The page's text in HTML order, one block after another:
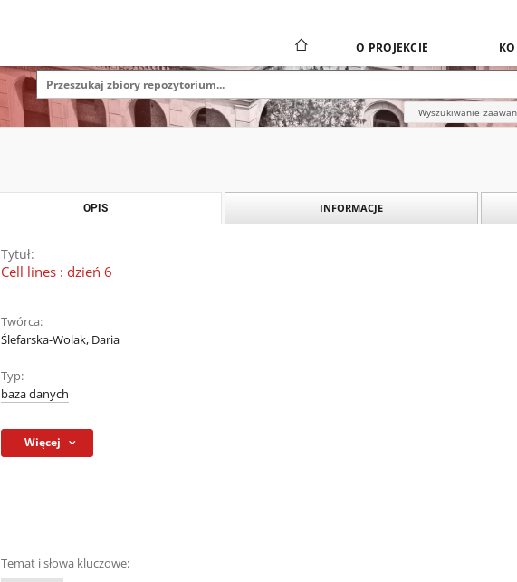
O PROJEKCIE
Wyszukiwanie
OPIS INFORMACJE
Tytuł:
Cell lines : dzień 6
Twórca:
Ślefarska-Wolak, Daria
Typ:
baza danych
Więcej
Temat i słowa kluczowe: